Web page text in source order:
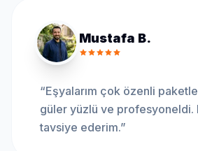
Mustafa B.
“Eşyalarım çok özenli
güler yüzlü ve profesyoneldi.
tavsiye ederim.”